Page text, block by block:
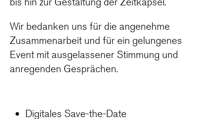
Wir bedanken uns für die angenehme
Zusammenarbeit und für ein gelungenes
Event mit ausgelassener Stimmung und
anregenden Gesprächen.
Digitales Save-the-Date